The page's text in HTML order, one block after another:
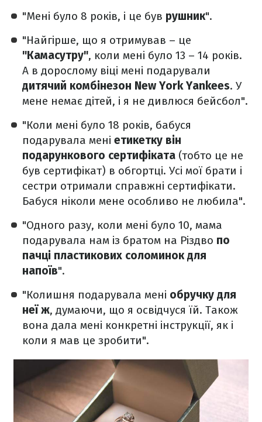
"Мені було 8 років, і це був рушник".
"Найгірше, що я отримував – це
"Камасутру", коли мені було 13 – 14 років.
А в дорослому віці мені подарували
дитячий комбінезон New York Yankees. У
мене немає дітей, і я не дивлюся бейсбол".
"Коли мені було 18 років, бабуся
подарувала мені етикетку він
подарункового сертифіката (тобто це не
був сертифікат) в обгортці. Усі мої брати і
сестри отримали справжні сертифікати.
Бабуся ніколи мене особливо не любила".
"Одного разу, коли мені було 10, мама
подарувала нам із братом на Різдво по
пачці пластикових соломинок для
напоїв".
"Колишня подарувала мені обручку для
неї ж, думаючи, що я освідчуся їй. Також
вона дала мені конкретні інструкції, як і
коли я мав це зробити".